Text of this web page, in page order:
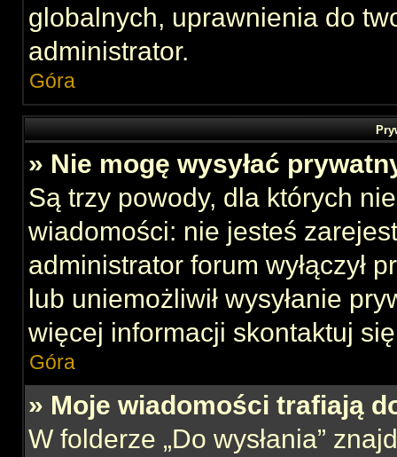
globalnych, uprawnienia do
administrator.
Góra
» Nie mogę wysyłać
Są trzy powody, dla których
wiadomości: nie jesteś
administrator forum wyłączył
lub uniemożliwił wysyłanie
więcej informacji skontaktuj
Góra
» Moje wiadomości trafiają
W folderze „Do wysłania”